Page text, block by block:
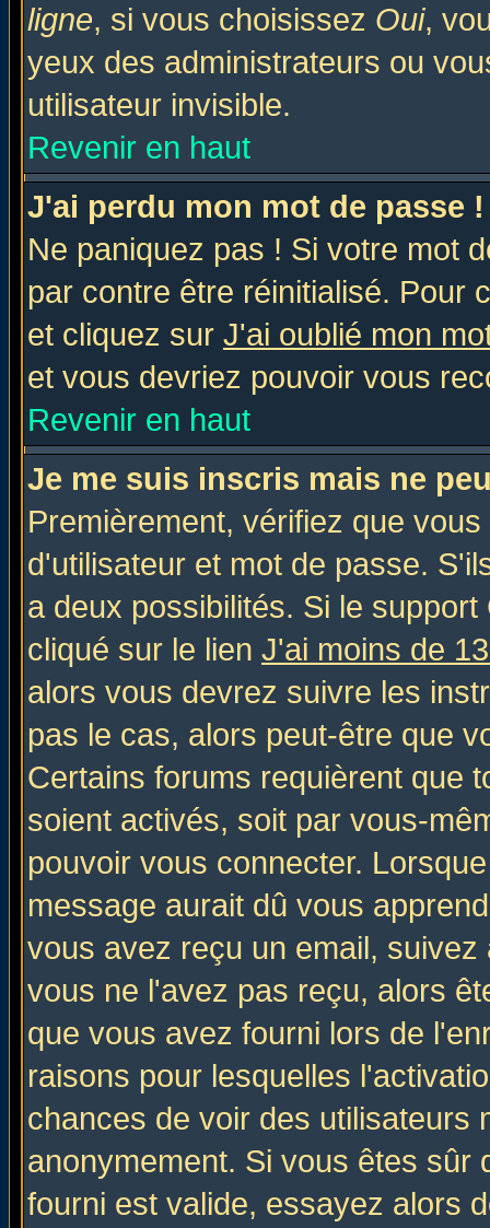
ligne, si vous choisissez Oui,
yeux des administrateurs ou
utilisateur invisible.
Revenir en haut
J'ai perdu mon mot de passe !
Ne paniquez pas ! Si votre mot
par contre être réinitialisé. Pour
et cliquez sur J'ai oublié mon
et vous devriez pouvoir vous
Revenir en haut
Je me suis inscris mais ne
Premièrement, vérifiez que
d'utilisateur et mot de passe.
a deux possibilités. Si le
cliqué sur le lien J'ai moins de
alors vous devrez suivre les
pas le cas, alors peut-être que
Certains forums requièrent que
soient activés, soit par vous-
pouvoir vous connecter.
message aurait dû vous
vous avez reçu un email,
vous ne l'avez pas reçu, alors
que vous avez fourni lors de
raisons pour lesquelles
chances de voir des utilisateurs
anonymement. Si vous êtes sûr
fourni est valide, essayez alors